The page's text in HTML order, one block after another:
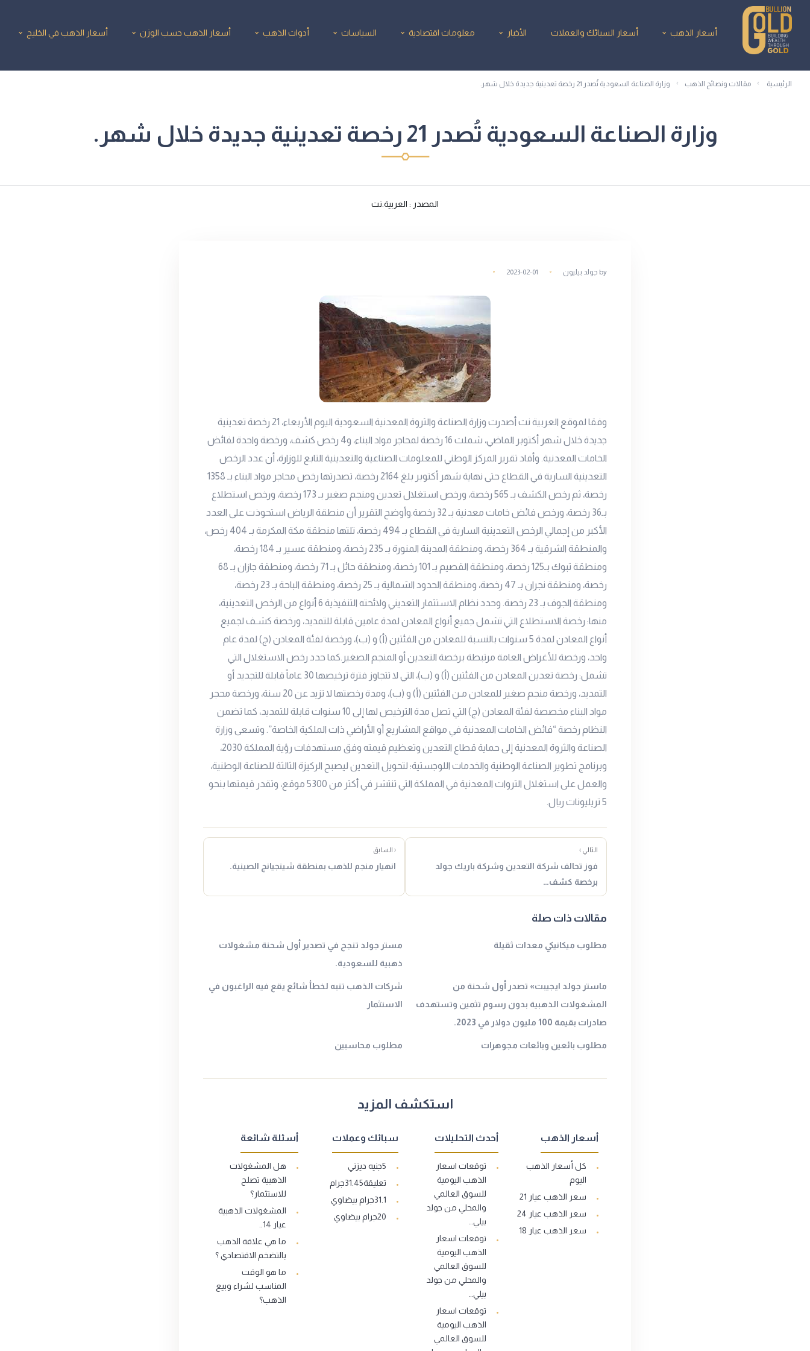
أسعار الذهب أسعار السبائك والعملات الأخبار معلومات اقتصادية السياسات أدوات الذهب أسعار الذهب حسب الوزن أسعار الذهب في الخليج
الرئيسية مقالات ونصائح الذهب وزارة الصناعة السعودية تُصدر 21 رخصة تعدينية جديدة خلال شهر.
وزارة الصناعة السعودية تُصدر 21 رخصة تعدينية جديدة خلال شهر.
المصدر : العربية.نت
by جولد بيليون 2023-02-01
وفقا لموقع العربية نت أصدرت وزارة الصناعة والثروة المعدنية السعودية اليوم الأربعاء، 21 رخصة تعدينية
جديدة خلال شهر أكتوبر الماضي، شملت 16 رخصة لمحاجر مواد البناء، و4 رخص كشف، ورخصة واحدة لفائض
الخامات المعدنية. وأفاد تقرير المركز الوطني للمعلومات الصناعية والتعدينية التابع للوزارة، أن عدد الرخص
التعدينية السارية في القطاع حتى نهاية شهر أكتوبر بلغ 2164 رخصة، تصدرتها رخص محاجر مواد البناء بـ 1358
رخصة، ثم رخص الكشف بـ 565 رخصة، ورخص استغلال تعدين ومنجم صغير بـ 173 رخصة، ورخص استطلاع
بـ36 رخصة، ورخص فائض خامات معدنية بـ 32 رخصة.وأوضح التقرير أن منطقة الرياض استحوذت على العدد
الأكبر من إجمالي الرخص التعدينية السارية في القطاع بـ 494 رخصة، تلتها منطقة مكة المكرمة بـ 404 رخص،
والمنطقة الشرقية بـ 364 رخصة، ومنطقة المدينة المنورة بـ 235 رخصة، ومنطقة عسير بـ 184 رخصة،
ومنطقة تبوك بـ125 رخصة، ومنطقة القصيم بـ 101 رخصة، ومنطقة حائل بـ 71 رخصة، ومنطقة جازان بـ 68
رخصة، ومنطقة نجران بـ 47 رخصة، ومنطقة الحدود الشمالية بـ 25 رخصة، ومنطقة الباحة بـ 23 رخصة،
ومنطقة الجوف بـ 23 رخصة. وحدد نظام الاستثمار التعديني ولائحته التنفيذية 6 أنواع من الرخص التعدينية،
منها: رخصة الاستطلاع التي تشمل جميع أنواع المعادن لمدة عامين قابلة للتمديد، ورخصة كشـف لجميع
أنواع المعادن لمدة 5 سنوات بالنسبة للمعادن من الفئتين (أ) و (ب)، ورخصة لفئة المعادن (ج) لمدة عام
واحد، ورخصة للأغراض العامة مرتبطة برخصة التعدين أو المنجم الصغير.كما حدد رخص الاستغلال التي
تشمل: رخصة تعدين المعادن من الفئتين (أ) و (ب)، التي لا تتجاوز فترة ترخيصها 30 عاماً قابلة للتجديد أو
التمديد، ورخصة منجم صغير للمعادن مـن الفئتين (أ) و (ب)، ومدة رخصتها لا تزيد عن 20 سنة، ورخصة محجر
مواد البناء مخصصة لفئة المعادن (ج) التي تصل مدة الترخيص لها إلى 10 سنوات قابلة للتمديد، كما تضمن
النظام رخصة “فائض الخامات المعدنية في مواقع المشاريع أو الأراضي ذات الملكية الخاصة”. وتسعى وزارة
الصناعة والثروة المعدنية إلى حماية قطاع التعدين وتعظيم قيمته وفق مستهدفات رؤية المملكة 2030،
وبرنامج تطوير الصناعة الوطنية والخدمات اللوجستية؛ لتحويل التعدين ليصبح الركيزة الثالثة للصناعة الوطنية،
والعمل على استغلال الثروات المعدنية في المملكة التي تنتشر في أكثر من 5300 موقع، وتقدر قيمتها بنحو
5 تريليونات ريال.
التالي ›
فوز تحالف شركة التعدين وشركة باريك جولد
برخصة كشف…
‹ السابق
انهيار منجم للذهب بمنطقة شينجيانج الصينية.
مقالات ذات صلة
مطلوب ميكانيكي معدات ثقيلة
مستر جولد تنجح في تصدير أول شحنة مشغولات
ذهبية للسعودية.
ماستر جولد ايجيبت» تصدر أول شحنة من
المشغولات الذهبية بدون رسوم تثمين وتستهدف
صادرات بقيمة 100 مليون دولار في 2023.
شركات الذهب تنبه لخطأ شائع يقع فيه الراغبون في
الاستثمار
مطلوب بائعين وبائعات مجوهرات مطلوب محاسبين
استكشف المزيد
أسعار الذهب
كل أسعار الذهب
اليوم
سعر الذهب عيار 21
سعر الذهب عيار 24
سعر الذهب عيار 18
أحدث التحليلات
توقعات اسعار
الذهب اليومية
للسوق العالمي
والمحلي من جولد
بيلي…
توقعات اسعار
الذهب اليومية
للسوق العالمي
والمحلي من جولد
بيلي…
توقعات اسعار
الذهب اليومية
للسوق العالمي
سبائك وعملات
5جنيه ديزني
تعليقة31.45جرام
31.1جرام بيضاوي
20جرام بيضاوي
أسئلة شائعة
هل المشغولات
الذهبية تصلح
للاستثمار؟
المشغولات الذهبية
عيار 14..
ما هي علاقة الذهب
بالتضخم الاقتصادي ؟
ما هو الوقت
المناسب لشراء وبيع
الذهب؟